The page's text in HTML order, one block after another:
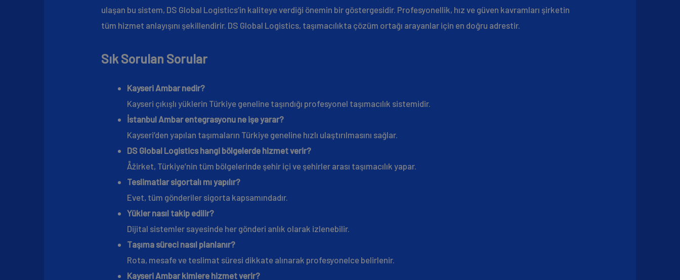
ulaşan bu sistem, DS Global Logistics’in kaliteye verdiği önemin bir göstergesidir. Profesyonellik, hız ve güven kavramları şirketin
tüm hizmet anlayışını şekillendirir. DS Global Logistics, taşımacılıkta çözüm ortağı arayanlar için en doğru adrestir.
Sık Sorulan Sorular
Kayseri Ambar nedir?
Kayseri çıkışlı yüklerin Türkiye geneline taşındığı profesyonel taşımacılık sistemidir.
İstanbul Ambar entegrasyonu ne işe yarar?
Kayseri’den yapılan taşımaların Türkiye geneline hızlı ulaştırılmasını sağlar.
DS Global Logistics hangi bölgelerde hizmet verir?
Åžirket, Türkiye’nin tüm bölgelerinde şehir içi ve şehirler arası taşımacılık yapar.
Teslimatlar sigortalı mı yapılır?
Evet, tüm gönderiler sigorta kapsamındadır.
Yükler nasıl takip edilir?
Dijital sistemler sayesinde her gönderi anlık olarak izlenebilir.
Taşıma süreci nasıl planlanır?
Rota, mesafe ve teslimat süresi dikkate alınarak profesyonelce belirlenir.
Kayseri Ambar kimlere hizmet verir?